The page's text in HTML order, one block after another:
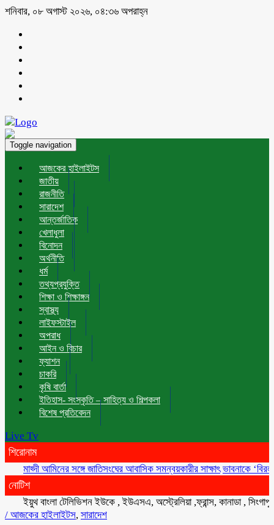
শনিবার, ০৮ অগাস্ট ২০২৬, ০৪:৩৬ অপরাহ্ন
Toggle navigation
আজকের হাইলাইটস
জাতীয়
রাজনীতি
সারাদেশ
আন্তর্জাতিক
খেলাধুলা
বিনোদন
অর্থনীতি
ধর্ম
তথ্যপ্রযুক্তি
শিক্ষা ও শিক্ষাঙ্গন
স্বাস্থ্য
লাইফস্টাইল
অপরাধ
আইন ও বিচার
ফ্যাশন
চাকরি
কৃষি বার্তা
ইতিহাস- সংস্কৃতি – সাহিত্য ও শিল্পকলা
বিশেষ প্রতিবেদন
Live Tv
শিরোনাম
আমিনের সঙ্গে জাতিসংঘের আবাসিক সমন্বয়কারীর সাক্ষাৎ ভাবনাকে ‘বিরল
নোটিশ
বাংলা টেলিভিশন ইউকে , ইউএসএ, অস্ট্রেলিয়া ,ফ্রান্স, কানাডা , সিংগাপুর ,
/ আজকের হাইলাইটস, সারাদেশ